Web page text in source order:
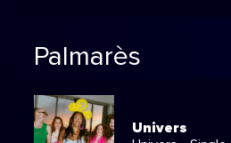
Palmarès
Univers